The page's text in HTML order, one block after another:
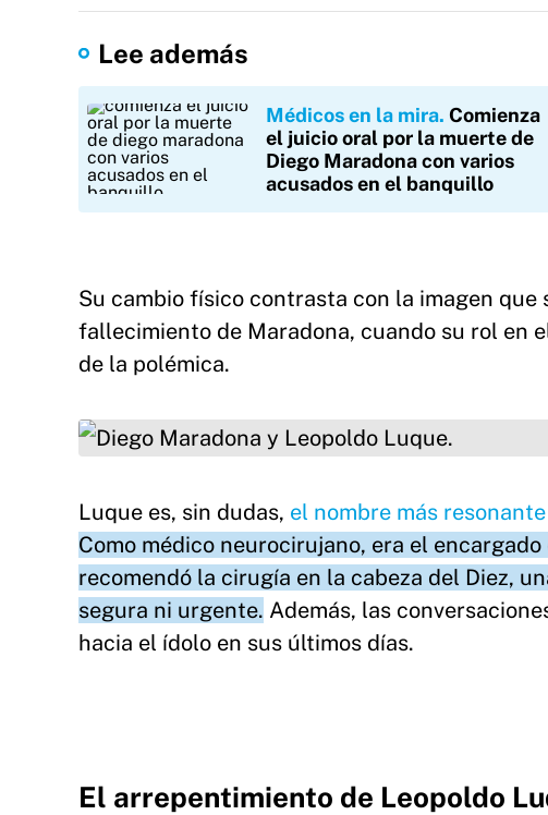
Lee además
Médicos en la mira Comienza
el juicio oral por la muerte de
Diego Maradona con varios
acusados en el banquillo
Su cambio físico contrasta con la imagen que
fallecimiento de Maradona, cuando su rol en
de la polémica.
Luque es, sin dudas, el nombre más
Como médico neurocirujano, era el
recomendó la cirugía en la cabeza del Diez,
segura ni urgente. Además, las
hacia el ídolo en sus últimos días.
El arrepentimiento de Leopoldo